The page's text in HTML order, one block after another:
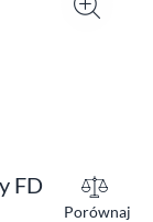
FD
Porównaj